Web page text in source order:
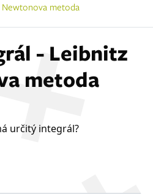
metoda
- Leibnitz
metoda
určitý integrál?